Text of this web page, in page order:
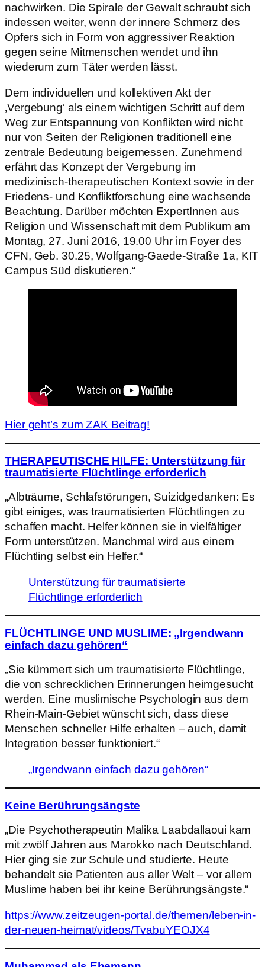
nachwirken. Die Spirale der Gewalt schraubt sich
indessen weiter, wenn der innere Schmerz des
Opfers sich in Form von aggressiver Reaktion
gegen seine Mitmenschen wendet und ihn
wiederum zum Täter werden lässt.
Dem individuellen und kollektiven Akt der
‚Vergebung‘ als einem wichtigen Schritt auf dem
Weg zur Entspannung von Konflikten wird nicht
nur von Seiten der Religionen traditionell eine
zentrale Bedeutung beigemessen. Zunehmend
erfährt das Konzept der Vergebung im
medizinisch-therapeutischen Kontext sowie in der
Friedens- und Konfliktforschung eine wachsende
Beachtung. Darüber möchten ExpertInnen aus
Religion und Wissenschaft mit dem Publikum am
Montag, 27. Juni 2016, 19.00 Uhr im Foyer des
CFN, Geb. 30.25, Wolfgang-Gaede-Straße 1a, KIT
Campus Süd diskutieren.“
Hier geht’s zum ZAK Beitrag!
THERAPEUTISCHE HILFE: Unterstützung für
traumatisierte Flüchtlinge erforderlich
„Albträume, Schlafstörungen, Suizidgedanken: Es
gibt einiges, was traumatisierten Flüchtlingen zu
schaffen macht. Helfer können sie in vielfältiger
Form unterstützen. Manchmal wird aus einem
Flüchtling selbst ein Helfer.“
Unterstützung für traumatisierte
Flüchtlinge erforderlich
FLÜCHTLINGE UND MUSLIME: „Irgendwann
einfach dazu gehören“
„Sie kümmert sich um traumatisierte Flüchtlinge,
die von schrecklichen Erinnerungen heimgesucht
werden. Eine muslimische Psychologin aus dem
Rhein-Main-Gebiet wünscht sich, dass diese
Menschen schneller Hilfe erhalten – auch, damit
Integration besser funktioniert.“
„Irgendwann einfach dazu gehören“
Keine Berührungsängste
„Die Psychotherapeutin Malika Laabdallaoui kam
mit zwölf Jahren aus Marokko nach Deutschland.
Hier ging sie zur Schule und studierte. Heute
behandelt sie Patienten aus aller Welt – vor allem
Muslime haben bei ihr keine Berührungsängste.“
https://www.zeitzeugen-portal.de/themen/leben-in-
der-neuen-heimat/videos/TvabuYEOJX4